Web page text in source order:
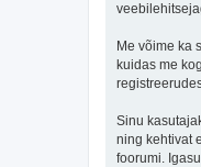
Me võime ka
kuidas me
Sinu
ning kehtivat
foorumi.